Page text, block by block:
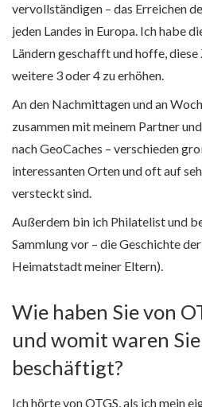
vervollständigen – das Erreichen
jeden Landes in Europa. Ich habe
Ländern geschafft und hoffe, diese
weitere 3 oder 4 zu erhöhen.
An den Nachmittagen und an
zusammen mit meinem Partner
nach GeoCaches – verschieden
interessanten Orten und oft auf
versteckt sind.
Außerdem bin ich Philatelist und
Sammlung vor – die Geschichte
Heimatstadt meiner Eltern).
Wie haben Sie von
und womit waren
beschäftigt?
Ich hörte von OTGS, als ich mein